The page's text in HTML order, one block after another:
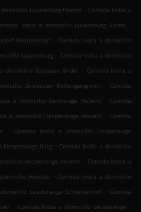
Luxemburg Hamm . Comida India a
India a domicilio Luxemburg Cents
.
Weimershof . Comida India a domicilio
Luxemburg . Comida India a domicilio
domicilio Strassen Bridel . Comida India a
Stroossen Rollengergronn . Comida
a domicilio Bertrange Helfent . Comida
a domicilio Hesperange Howald . Comida
. Comida India a domicilio Hesperange
Hesperange Itzig . Comida India a domicilio
Hesperange Hamm . Comida India a
Howald . Comida India a domicilio
Leudelange Schlewenhof . Comida
. Comida India a domicilio Leudelange .